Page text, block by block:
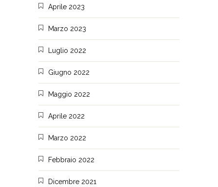
Aprile 2023
Marzo 2023
Luglio 2022
Giugno 2022
Maggio 2022
Aprile 2022
Marzo 2022
Febbraio 2022
Dicembre 2021